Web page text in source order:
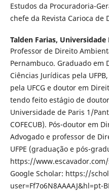
Estudos da Procuradoria-
chefe da Revista Carioca de
Talden Farias, Universidade
Professor de Direito
Pernambuco. Graduado em
Ciências Jurídicas pela
pela UFCG e doutor em
tendo feito estágio de
Universidade de Paris 1/
COFECUB). Pós-doutor em
Advogado e professor de
UFPE (graduação e pós-
https://
Google Scholar: https://